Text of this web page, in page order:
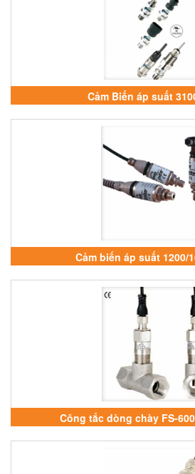
Cảm Biến áp suất
Cảm biến áp suất 1200/
Công tắc dòng chày FS-